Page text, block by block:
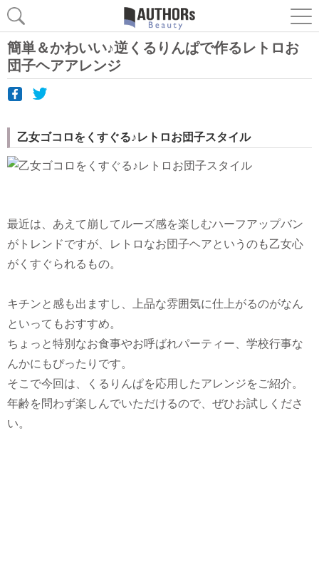
簡単＆かわいい♪逆くるりんぱで作るレトロお
団子ヘアアレンジ
乙女ゴコロをくすぐる♪レトロお団子スタイル
最近は、あえて崩してルーズ感を楽しむハーフアップバン
がトレンドですが、レトロなお団子ヘアというのも乙女心
がくすぐられるもの。
キチンと感も出ますし、上品な雰囲気に仕上がるのがなん
といってもおすすめ。
ちょっと特別なお食事やお呼ばれパーティー、学校行事な
んかにもぴったりです。
そこで今回は、くるりんぱを応用したアレンジをご紹介。
年齢を問わず楽しんでいただけるので、ぜひお試しくださ
い。